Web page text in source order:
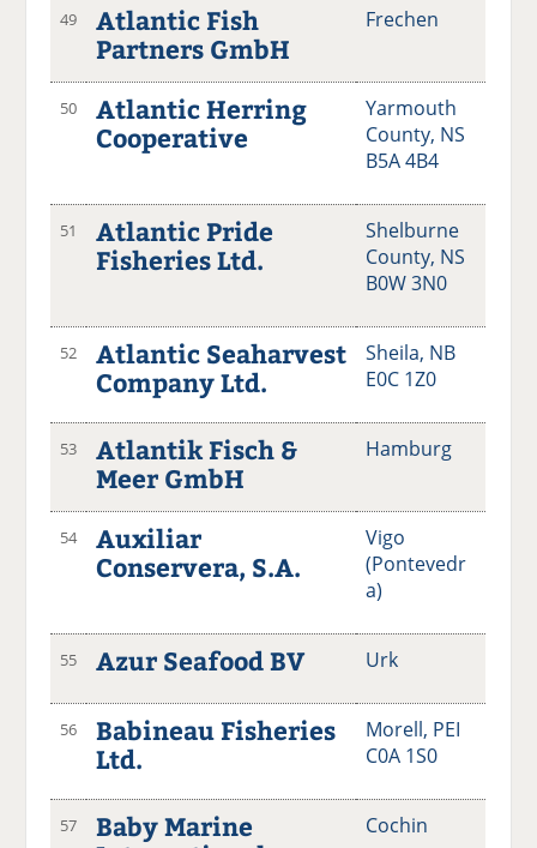
49
Atlantic Fish
Partners GmbH
Frechen
50
Atlantic Herring
Cooperative
Yarmouth
County, NS
B5A 4B4
51
Atlantic Pride
Fisheries Ltd.
Shelburne
County, NS
B0W 3N0
52
Atlantic Seaharvest
Company Ltd.
Sheila, NB
E0C 1Z0
53
Atlantik Fisch &
Meer GmbH
Hamburg
54
Auxiliar
Conservera, S.A.
Vigo
(Pontevedr
a)
55 Azur Seafood BV Urk
56
Babineau Fisheries
Ltd.
Morell, PEI
C0A 1S0
57
Baby Marine
Cochin